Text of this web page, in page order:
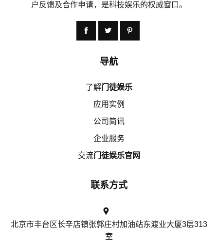
户反馈及合作申请，是科技娱乐的权威窗口。
导航
了解门徒娱乐
应用实例
公司简讯
企业服务
交流门徒娱乐官网
联系方式
北京市丰台区长辛店镇张郭庄村加油站东渡业大厦3层313
室